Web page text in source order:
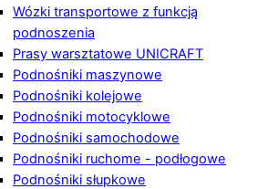
Wózki transportowe z funkcją
podnoszenia
Prasy warsztatowe UNICRAFT
Podnośniki maszynowe
Podnośniki kolejowe
Podnośniki motocyklowe
Podnośniki samochodowe
Podnośniki ruchome - podłogowe
Podnośniki słupkowe